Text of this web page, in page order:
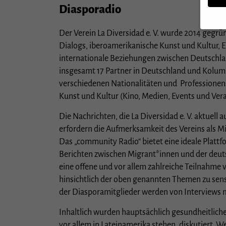
Diasporadio
Der Verein La Diversidad e. V. wurde 2014
Dialogs, iberoamerikanische Kunst und
internationale Beziehungen zwischen
insgesamt 17 Partner in Deutschland und
verschiedenen Nationalitäten und
Kunst und Kultur (Kino, Medien, Events und
Die Nachrichten, die La Diversidad e. V. aktuell
erfordern die Aufmerksamkeit des Vereins als
Das „community Radio“ bietet eine ideale
Berichten zwischen Migrant*innen und der
eine offene und vor allem zahlreiche
hinsichtlich der oben genannten Themen zu
der Diasporamitglieder werden von Interviews
Inhaltlich wurden hauptsächlich
Wir
Hier